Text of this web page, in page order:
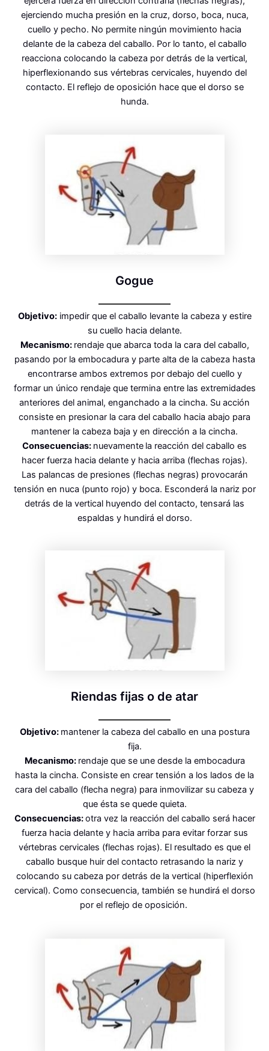
ejerciendo mucha presión en la cruz, dorso, boca, nuca,
cuello y pecho. No permite ningún movimiento hacia
delante de la cabeza del caballo. Por lo tanto, el caballo
reacciona colocando la cabeza por detrás de la vertical,
hiperflexionando sus vértebras cervicales, huyendo del
contacto. El reflejo de oposición hace que el dorso se
hunda.
Gogue
Objetivo:impedir que el caballo levante la cabeza y estire
su cuello hacia delante.
Mecanismo: rendaje que abarca toda la cara del caballo,
pasando por la embocadura y parte alta de la cabeza hasta
encontrarse ambos extremos por debajo del cuello y
formar un único rendaje que termina entre las extremidades
anteriores del animal, enganchado a la cincha. Su acción
consiste en presionar la cara del caballo hacia abajo para
mantener la cabeza baja y en dirección a la cincha.
Consecuencias: nuevamente la reacción del caballo es
hacer fuerza hacia delante y hacia arriba (flechas rojas).
Las palancas de presiones (flechas negras) provocarán
tensión en nuca (punto rojo) y boca. Esconderá la nariz por
detrás de la vertical huyendo del contacto, tensará las
espaldas y hundirá el dorso.
Riendas fijas o de atar
Objetivo: mantener la cabeza del caballo en una postura
fija.
Mecanismo: rendaje que se une desde la embocadura
hasta la cincha. Consiste en crear tensión a los lados de la
cara del caballo (flecha negra) para inmovilizar su cabeza y
que ésta se quede quieta.
Consecuencias:otra vez la reacción del caballo será hacer
fuerza hacia delante y hacia arriba para evitar forzar sus
vértebras cervicales (flechas rojas). El resultado es que el
caballo busque huir del contacto retrasando la nariz y
colocando su cabeza por detrás de la vertical (hiperflexión
cervical). Como consecuencia, también se hundirá el dorso
por el reflejo de oposición.